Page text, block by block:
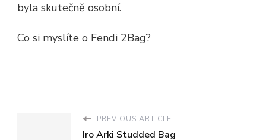
byla skutečně osobní.
Co si myslíte o Fendi 2Bag?
PREVIOUS ARTICLE
Iro Arki Studded Bag